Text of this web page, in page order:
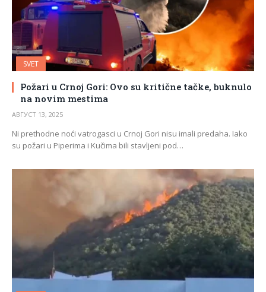
SVET
Požari u Crnoj Gori: Ovo su kritične tačke, buknulo
na novim mestima
АВГУСТ 13, 2025
Ni prethodne noći vatrogasci u Crnoj Gori nisu imali predaha. Iako
su požari u Piperima i Kučima bili stavljeni pod…